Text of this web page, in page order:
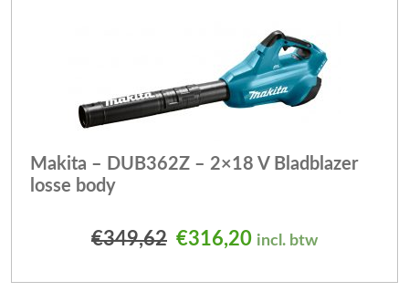
Makita – DUB362Z – 2×18 V Bladblazer
losse body
€349,62 Oorspronkelijke prijs
€316,20Huidige prijs is:
incl. btw